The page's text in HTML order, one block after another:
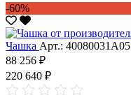
-60%
Чашка Арт.: 40080031А05
88 256 ₽
220 640 ₽